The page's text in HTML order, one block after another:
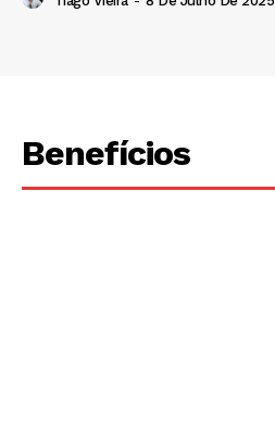
Benefícios